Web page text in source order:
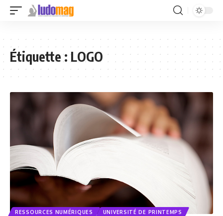
Étiquette :LOGO
RESSOURCES NUMÉRIQUES UNIVERSITÉ DE PRINTEMPS